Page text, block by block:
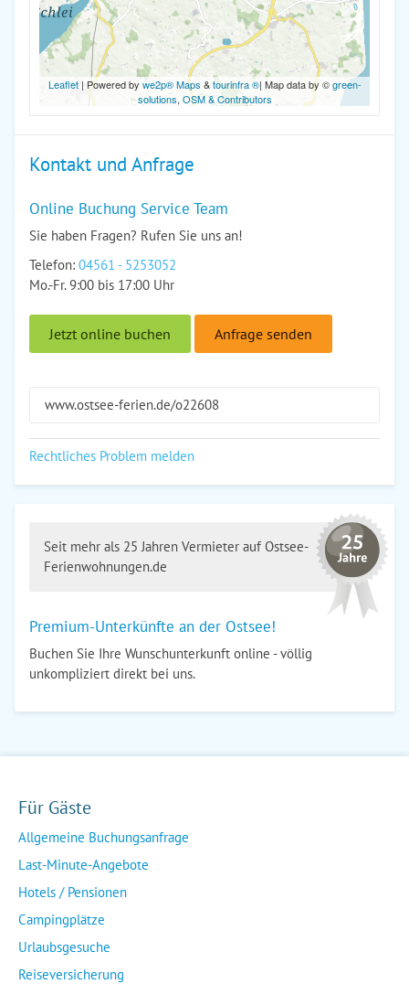
Leaflet| Powered by we2p® Maps &tourinfra ®| Map data by ©green-
solutions, OSM & Contributors
Kontakt und Anfrage
Online Buchung Service Team
Sie haben Fragen? Rufen Sie uns an!
Telefon: 04561 - 5253052
Mo.-Fr. 9:00 bis 17:00 Uhr
Jetzt online buchen Anfrage senden
www.ostsee-ferien.de/o22608
Rechtliches Problem melden
Seit mehr als 25 Jahren Vermieter auf Ostsee-
Ferienwohnungen.de
Premium-Unterkünfte an der Ostsee!
Buchen Sie Ihre Wunschunterkunft online - völlig
unkompliziert direkt bei uns.
Für Gäste
Allgemeine Buchungsanfrage
Last-Minute-Angebote
Hotels / Pensionen
Campingplätze
Urlaubsgesuche
Reiseversicherung